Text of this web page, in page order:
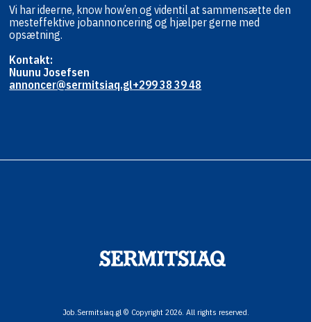
Vi har ideerne, know how’en og videntil at sammensætte den
mesteffektive jobannoncering og hjælpergerne med
opsætning.
Kontakt:
Nuunu Josefsen
annoncer@sermitsiaq.gl+299 38 39 48
Job.Sermitsiaq.gl © Copyright 2026. All rights reserved.